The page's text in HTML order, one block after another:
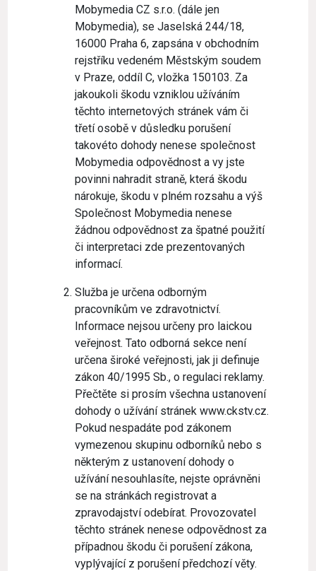
Mobymedia CZ s.r.o. (dále jen
Mobymedia), se Jaselská 244/18,
16000 Praha 6, zapsána v obchodním
rejstříku vedeném Městským soudem
v Praze, oddíl C, vložka 150103. Za
jakoukoli škodu vzniklou užíváním
těchto internetových stránek vám či
třetí osobě v důsledku porušení
takovéto dohody nenese společnost
Mobymedia odpovědnost a vy jste
povinni nahradit straně, která škodu
nárokuje, škodu v plném rozsahu a výš
Společnost Mobymedia nenese
žádnou odpovědnost za špatné použití
či interpretaci zde prezentovaných
informací.
Služba je určena odborným
pracovníkům ve zdravotnictví.
Informace nejsou určeny pro laickou
veřejnost. Tato odborná sekce není
určena široké veřejnosti, jak ji definuje
zákon 40/1995 Sb., o regulaci reklamy.
Přečtěte si prosím všechna ustanovení
dohody o užívání stránek www.ckstv.cz.
Pokud nespadáte pod zákonem
vymezenou skupinu odborníků nebo s
některým z ustanovení dohody o
užívání nesouhlasíte, nejste oprávněni
se na stránkách registrovat a
zpravodajství odebírat. Provozovatel
těchto stránek nenese odpovědnost za
případnou škodu či porušení zákona,
vyplývající z porušení předchozí věty.